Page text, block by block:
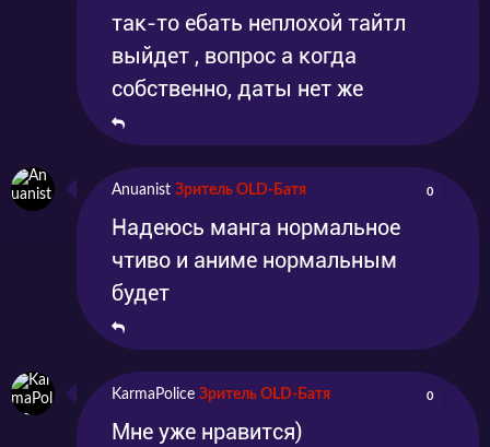
защитнике и предлагает Зигу щедрое
вознаграждение за то, что тот будет её
защищать!
так-то ебать неплохой тайтл
выйдет , вопрос а когда
собственно, даты нет же
Anuanist Зритель OLD-Батя 0
Надеюсь манга нормальное
чтиво и аниме нормальным
будет
KarmaPolice Зритель OLD-Батя 0
Мне уже нравится)